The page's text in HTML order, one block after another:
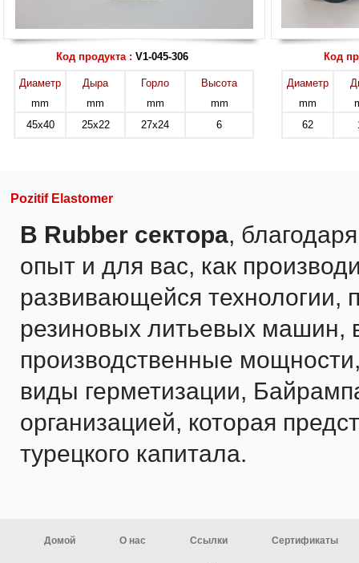
Код продукта : V1-045-306
Диаметр
mm
Дыра
mm
Горло
mm
Высота
mm
45x40
25x22 27x24 6
Код
Диаметр
mm
62
Pozitif Elastomer
В Rubber сектора,
опыт и для вас, как
развивающейся технологии,
резиновых литьевых
производственные
виды герметизации,
организацией, которая
турецкого капитала.
Домой О нас Ссылки Сертификаты